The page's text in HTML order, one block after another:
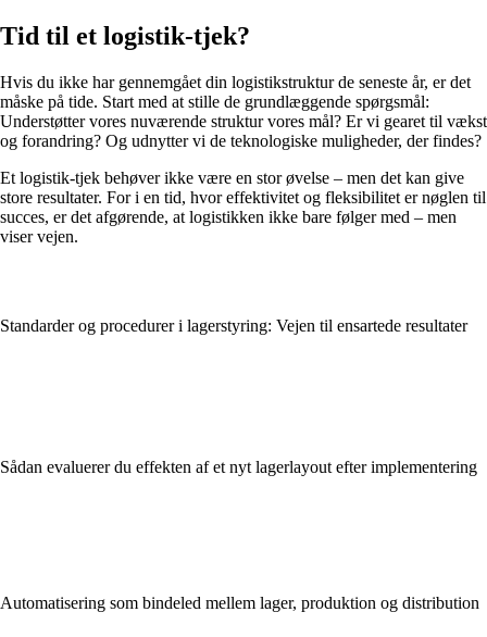
Tid til et logistik-tjek?
Hvis du ikke har gennemgået din logistikstruktur de seneste år, er det
måske på tide. Start med at stille de grundlæggende spørgsmål:
Understøtter vores nuværende struktur vores mål? Er vi gearet til vækst
og forandring? Og udnytter vi de teknologiske muligheder, der findes?
Et logistik-tjek behøver ikke være en stor øvelse – men det kan give
store resultater. For i en tid, hvor effektivitet og fleksibilitet er nøglen til
succes, er det afgørende, at logistikken ikke bare følger med – men
viser vejen.
Standarder og procedurer i lagerstyring: Vejen til ensartede resultater
Sådan evaluerer du effekten af et nyt lagerlayout efter implementering
Automatisering som bindeled mellem lager, produktion og distribution